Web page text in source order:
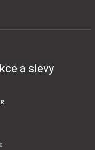
a slevy